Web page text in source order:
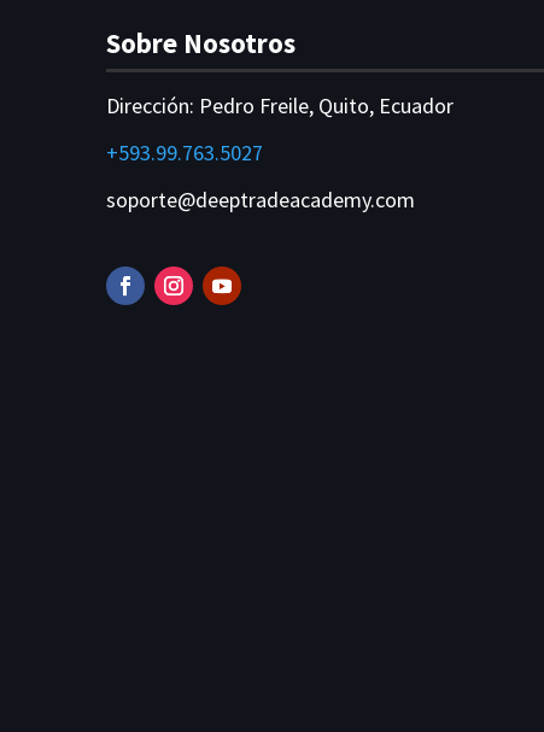
Sobre Nosotros
Dirección: Pedro Freile, Quito, Ecuador
+593.99.763.5027
soporte@deeptradeacademy.com